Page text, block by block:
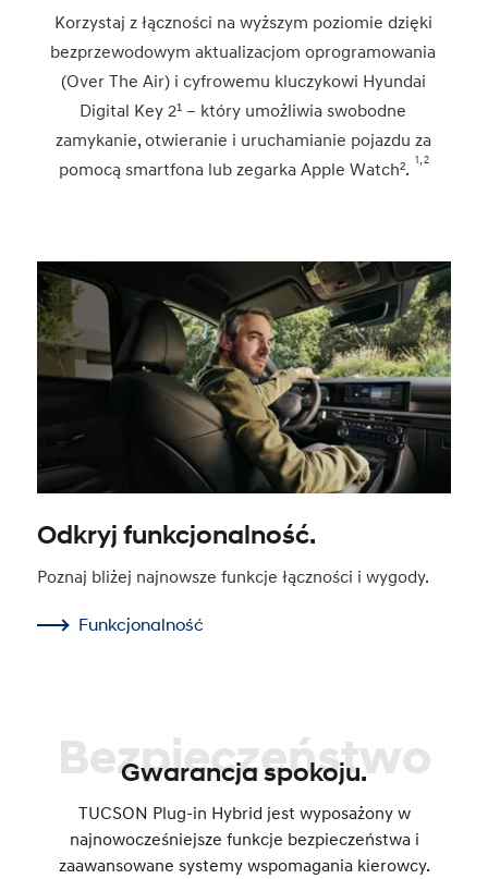
Korzystaj z łączności na wyższym poziomie dzięki
bezprzewodowym aktualizacjom oprogramowania
(Over The Air) i cyfrowemu kluczykowi Hyundai
Digital Key 2¹ – który umożliwia swobodne
zamykanie, otwieranie i uruchamianie pojazdu za
pomocą smartfona lub zegarka Apple Watch². 1, 2
Odkryj funkcjonalność.
Poznaj bliżej najnowsze funkcje łączności i wygody.
Funkcjonalność
Bezpieczeństwo
Gwarancja spokoju.
TUCSON Plug-in Hybrid jest wyposażony w
najnowocześniejsze funkcje bezpieczeństwa i
zaawansowane systemy wspomagania kierowcy.